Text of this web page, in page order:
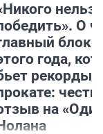
нельзя
О
года,
рекорды в
на